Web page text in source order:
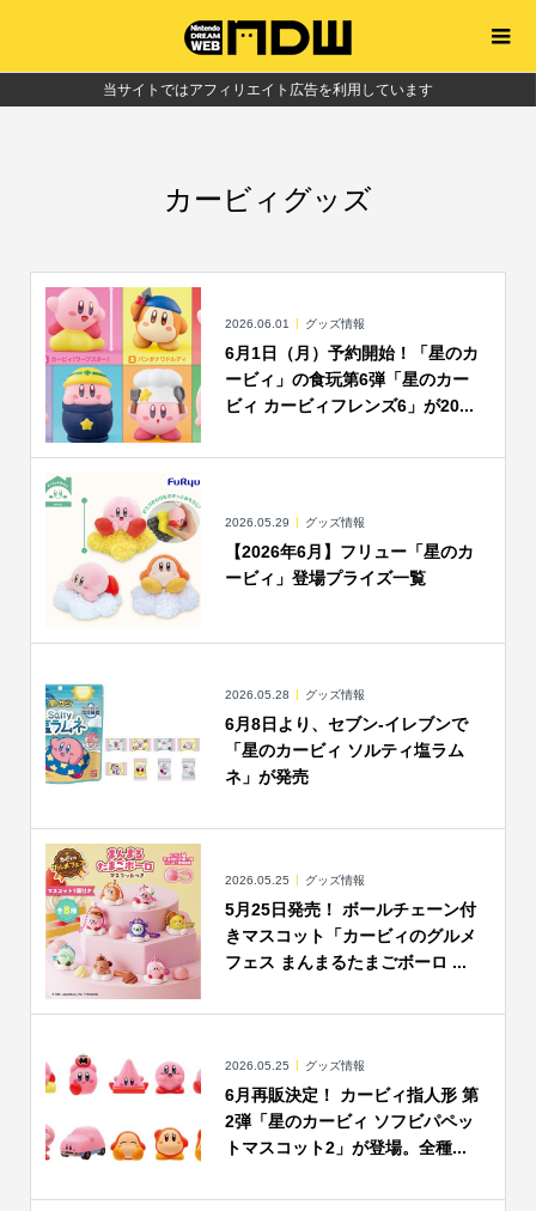
当サイトではアフィリエイト広告を利用しています
カービィグッズ
2026.06.01 グッズ情報
6月1日（月）予約開始！「星のカ
ービィ」の食玩第6弾「星のカー
ビィ カービィフレンズ6」が20...
2026.05.29 グッズ情報
【2026年6月】フリュー「星のカ
ービィ」登場プライズ一覧
2026.05.28 グッズ情報
6月8日より、セブン-イレブンで
「星のカービィ ソルティ塩ラム
ネ」が発売
2026.05.25 グッズ情報
5月25日発売！ ボールチェーン付
きマスコット「カービィのグルメ
フェス まんまるたまごボーロ ...
2026.05.25 グッズ情報
6月再販決定！ カービィ指人形 第
2弾「星のカービィ ソフビパペッ
トマスコット2」が登場。全種...